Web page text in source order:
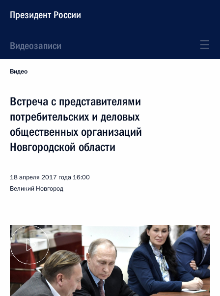
Президент России
Видеозаписи
Видео
Встреча с представителями
потребительских и деловых
общественных организаций
Новгородской области
18 апреля 2017 года 16:00
Великий Новгород